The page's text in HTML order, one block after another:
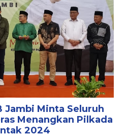
Jambi Minta Seluruh
Menangkan Pilkada
2024